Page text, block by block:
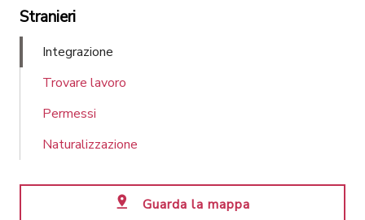
Stranieri
Integrazione
Trovare lavoro
Permessi
Naturalizzazione
Guarda la mappa